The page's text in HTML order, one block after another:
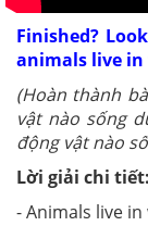
Finished?
animals live
(Hoàn thành
vật nào sống
động vật nào
Lời giải chi tiết:
- Animals live